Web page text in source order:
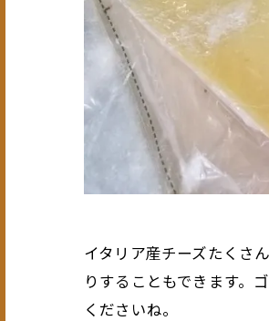
イタリア産チーズたくさ
りすることもできます。
くださいね。